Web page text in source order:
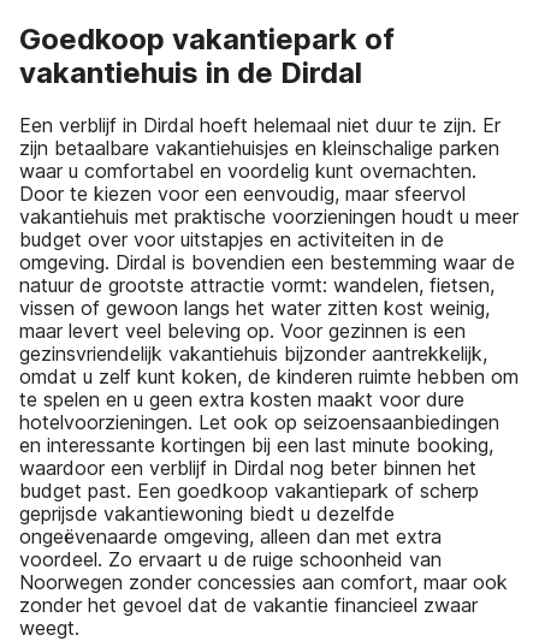
Goedkoop vakantiepark of
vakantiehuis in de Dirdal
Een verblijf in Dirdal hoeft helemaal niet duur te zijn. Er
zijn betaalbare vakantiehuisjes en kleinschalige parken
waar u comfortabel en voordelig kunt overnachten.
Door te kiezen voor een eenvoudig, maar sfeervol
vakantiehuis met praktische voorzieningen houdt u meer
budget over voor uitstapjes en activiteiten in de
omgeving. Dirdal is bovendien een bestemming waar de
natuur de grootste attractie vormt: wandelen, fietsen,
vissen of gewoon langs het water zitten kost weinig,
maar levert veel beleving op. Voor gezinnen is een
gezinsvriendelijk vakantiehuis bijzonder aantrekkelijk,
omdat u zelf kunt koken, de kinderen ruimte hebben om
te spelen en u geen extra kosten maakt voor dure
hotelvoorzieningen. Let ook op seizoensaanbiedingen
en interessante kortingen bij een last minute booking,
waardoor een verblijf in Dirdal nog beter binnen het
budget past. Een goedkoop vakantiepark of scherp
geprijsde vakantiewoning biedt u dezelfde
ongeëvenaarde omgeving, alleen dan met extra
voordeel. Zo ervaart u de ruige schoonheid van
Noorwegen zonder concessies aan comfort, maar ook
zonder het gevoel dat de vakantie financieel zwaar
weegt.